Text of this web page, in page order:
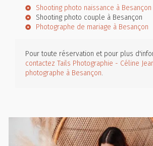
Shooting photo naissance à Besançon
Shooting photo couple à Besançon
Photographe de mariage à Besançon
Pour toute réservation et pour plus
contactez Tails Photographie - Céline
photographe à Besançon.